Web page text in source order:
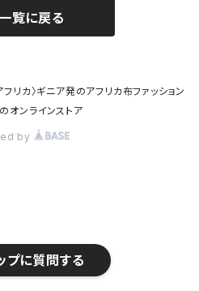
プに質問する
覧に戻る
カ〉ギニア発のアフリカ布ファッション
オンラインストア
by